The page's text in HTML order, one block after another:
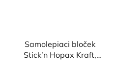
Samolepiaci bloček
Stick’n Hopax Kraft,